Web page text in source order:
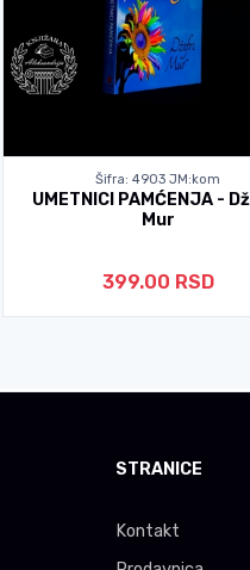
Šifra: 4903 JM:kom
UMETNICI PAMĆENJA -
Mur
399.00 RSD
STRANICE
Kontakt